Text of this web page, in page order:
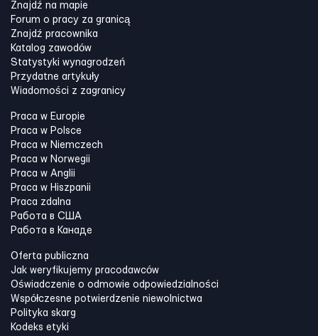
Znajdź na mapie
Forum o pracy za granicą
Znajdź pracownika
Katalog zawodów
Statystyki wynagrodzeń
Przydatne artykuły
Wiadomości z zagranicy
Praca w Europie
Praca w Polsce
Praca w Niemczech
Praca w Norwegii
Praca w Anglii
Praca w Hiszpanii
Praca zdalna
Работа в США
Работа в Канадe
Oferta publiczna
Jak weryfikujemy pracodawców
Oświadczenie o odmowie odpowiedzialności
Współczesne potwierdzenie niewolnictwa
Polityka skarg
Kodeks etyki